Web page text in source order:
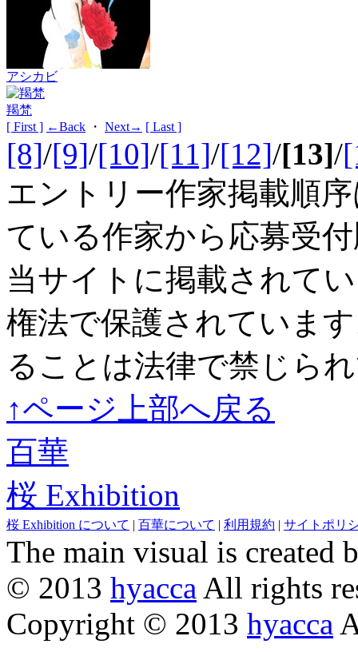
アシカビ
羯梵
[ First ] ←Back ・ Next→ [ Last ]
[8]/[9]/[10]/[11]/[12]/[13]/
エントリー作家掲載順
ている作家から応募受
当サイトに掲載されて
権法で保護されていま
ることは法律で禁じら
↑ページ上部へ戻る
百華
桜 Exhibition
桜 Exhibition について | 百華について | 利用規約 | サイトポリ
The main visual is created
© 2013 hyacca All rights
Copyright © 2013 hyacca